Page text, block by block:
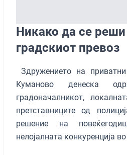
Никако да се реши
градскиот превоз
Здружението на
Куманово денеска
градоначалникот,
претставниците од
решение на
нелојалната конкуренција